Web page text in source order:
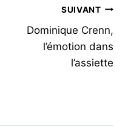
SUIVANT
Dominique Crenn,
l’émotion dans
l’assiette